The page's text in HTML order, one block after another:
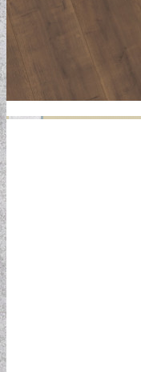
GYERMEKTAPÉTÁK